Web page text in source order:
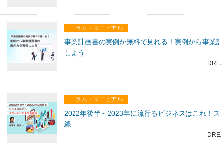
コラム・マニュアル
事業計画書の実例が無料で見れる！実例から事業
しよう
コラム・マニュアル
2022年後半～2023年に流行るビジネスはこれ！
線